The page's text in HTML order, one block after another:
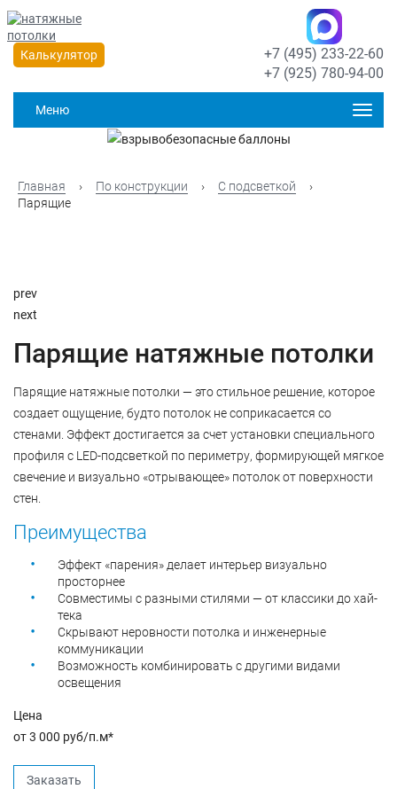
Калькулятор
+7 (495) 233-22-60
+7 (925) 780-94-00
Меню
Главная › По конструкции › С подсветкой
›
Парящие
prev
next
Парящие натяжные потолки
Парящие натяжные потолки — это стильное решение, которое
создает ощущение, будто потолок не соприкасается со
стенами. Эффект достигается за счет установки специального
профиля с LED-подсветкой по периметру, формирующей мягкое
свечение и визуально «отрывающее» потолок от поверхности
стен.
Преимущества
Эффект «парения» делает интерьер визуально
просторнее
Совместимы с разными стилями — от классики до хай-
тека
Скрывают неровности потолка и инженерные
коммуникации
Возможность комбинировать с другими видами
освещения
Цена
от 3 000 руб/п.м*
Заказать